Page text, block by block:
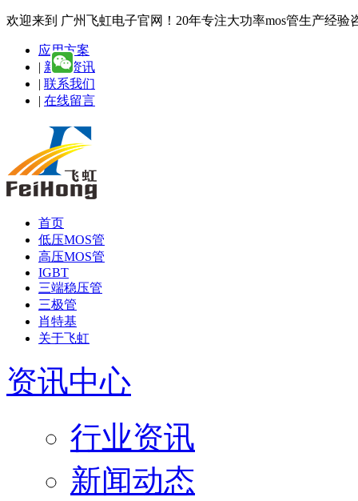
欢迎来到 广州飞虹电子官网！20年专注大功率mos管生产经验
应用方案
| 新闻资讯
| 联系我们
| 在线留言
首页
低压MOS管
高压MOS管
IGBT
三端稳压管
三极管
肖特基
关于飞虹
资讯中心
行业资讯
新闻动态